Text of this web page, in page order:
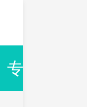
专题合集